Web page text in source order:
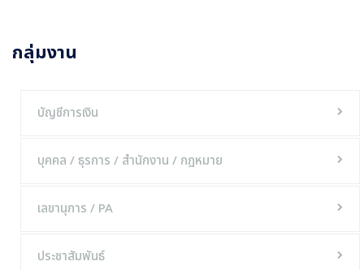
กลุ่มงาน
บัญชีการเงิน
บุคคล / ธุรการ / สำนักงาน / กฎหมาย
เลขานุการ / PA
ประชาสัมพันธ์